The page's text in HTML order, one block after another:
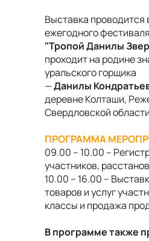
Выставка проводится
ежегодного фестиваля
"Тропой Данилы
проходит на родине
уральского горщика
—Данилы
деревне Колташи,
Свердловской
ПРОГРАММА
09.00 – 10.00 –
участников,
10.00 – 16.00 –
товаров и услуг
классы и продажа
В программе также